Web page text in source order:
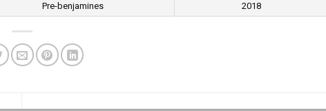
Pre-benjamines 2018